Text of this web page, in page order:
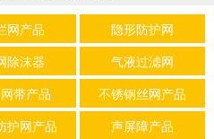
网产品
隐形防护网
除沫器
气液过滤网
带产品
不锈钢丝网产品
护网产品
声屏障产品